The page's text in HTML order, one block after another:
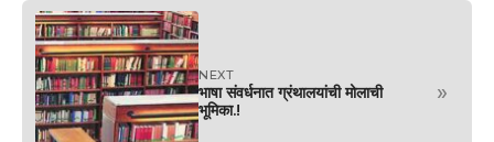
NEXT
भाषा संवर्धनात ग्रंथालयांची मोलाची
भूमिका.!
»